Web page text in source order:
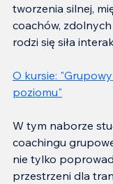
tworzenia silnej,
coachów,
rodzi się siła
O kursie:
poziomu"
W tym naborze
coachingu
nie tylko
przestrzeni dla